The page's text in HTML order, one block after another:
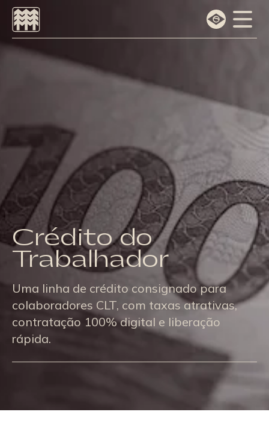
Escolha o idioma
Crédito do
Trabalhador
Uma linha de crédito consignado para
colaboradores CLT, com taxas atrativas,
contratação 100% digital e liberação
rápida.